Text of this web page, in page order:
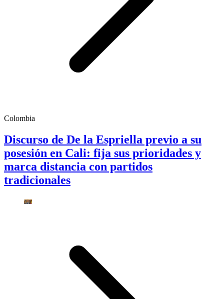
Colombia
Discurso de De la Espriella previo a su
posesión en Cali: fija sus prioridades y
marca distancia con partidos
tradicionales